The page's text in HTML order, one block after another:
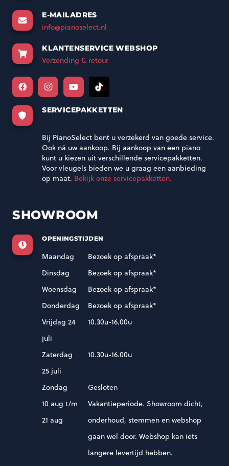
E-MAILADRES
info@pianoselect.nl
KLANTENSERVICE WEBSHOP
Verzending & retour
SERVICEPAKKETTEN
Bij PianoSelect bent u verzekerd van goede service.
Ook ná uw aankoop. Bij aankoop van een piano
kunt u kiezen uit verschillende servicepakketten.
Voor vleugels bieden we u graag een aanbieding
op maat. Bekijk onze servicepakketten.
SHOWROOM
OPENINGSTIJDEN
Maandag
Bezoek op afspraak*
Dinsdag
Bezoek op afspraak*
Woensdag
Bezoek op afspraak*
Donderdag
Bezoek op afspraak*
Vrijdag 24
juli
10.30u-16.00u
Zaterdag
25 juli
10.30u-16.00u
Zondag
Gesloten
10 aug t/m
21 aug
Vakantieperiode. Showroom dicht,
onderhoud, stemmen en webshop
gaan wel door. Webshop kan iets
langere levertijd hebben.